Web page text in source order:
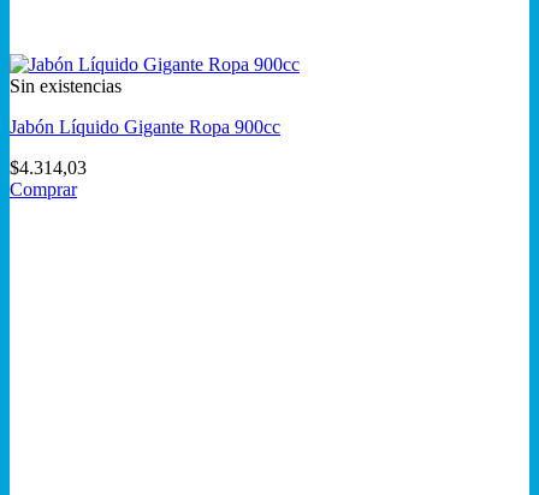
Sin existencias
Jabón Líquido Gigante Ropa 900cc
$4.314,03
Comprar